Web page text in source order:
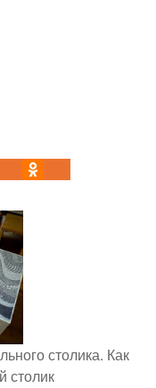
столика. Как
столик